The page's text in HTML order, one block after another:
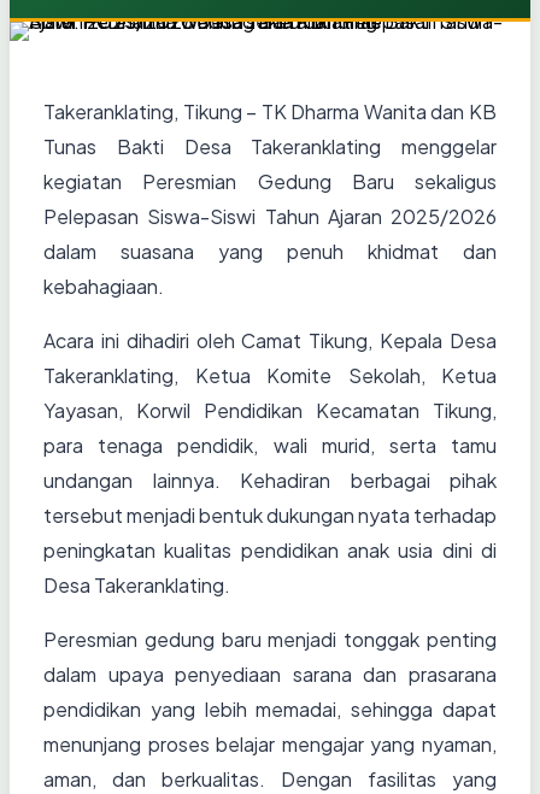
Takeranklating, Tikung – TK Dharma Wanita dan KB
Tunas Bakti Desa Takeranklating menggelar
kegiatan Peresmian Gedung Baru sekaligus
Pelepasan Siswa-Siswi Tahun Ajaran 2025/2026
dalam suasana yang penuh khidmat dan
kebahagiaan.
Acara ini dihadiri oleh Camat Tikung, Kepala Desa
Takeranklating, Ketua Komite Sekolah, Ketua
Yayasan, Korwil Pendidikan Kecamatan Tikung,
para tenaga pendidik, wali murid, serta tamu
undangan lainnya. Kehadiran berbagai pihak
tersebut menjadi bentuk dukungan nyata terhadap
peningkatan kualitas pendidikan anak usia dini di
Desa Takeranklating.
Peresmian gedung baru menjadi tonggak penting
dalam upaya penyediaan sarana dan prasarana
pendidikan yang lebih memadai, sehingga dapat
menunjang proses belajar mengajar yang nyaman,
aman, dan berkualitas. Dengan fasilitas yang